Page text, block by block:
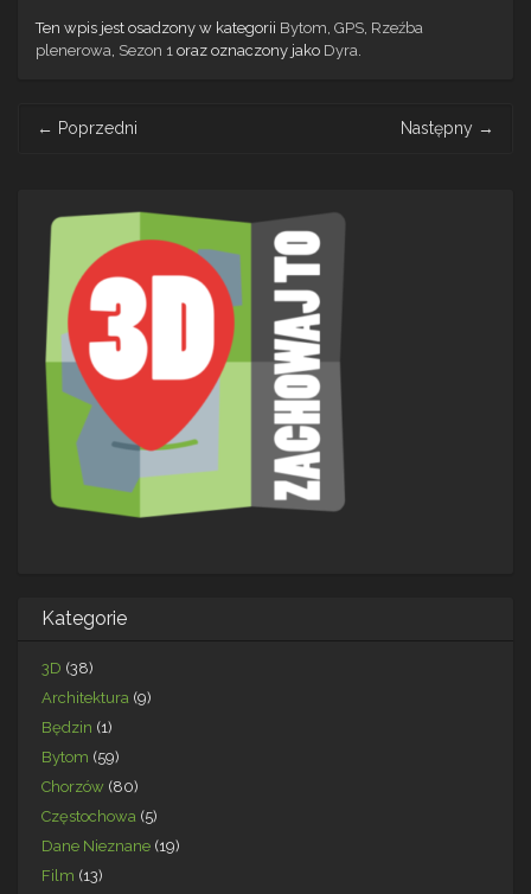
Ten wpis jest osadzony w kategorii Bytom GPS Rzeźba
plenerowa Sezon 1 oraz oznaczony jako Dyra
navigation
← Poprzedni Następny →
Kategorie
3D (38)
Architektura (9)
Będzin (1)
Bytom (59)
Chorzów (80)
Częstochowa (5)
Dane Nieznane (19)
Film (13)